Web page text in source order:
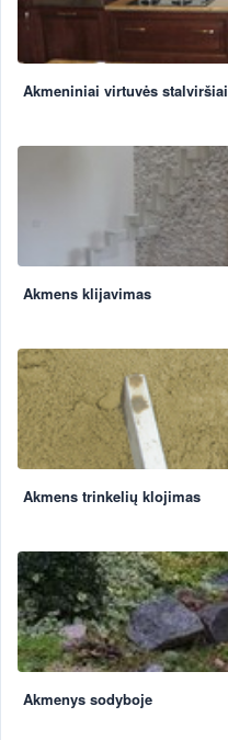
Akmeniniai virtuvės stalviršiai
Akmens klijavimas
Akmens trinkelių klojimas
Akmenys sodyboje